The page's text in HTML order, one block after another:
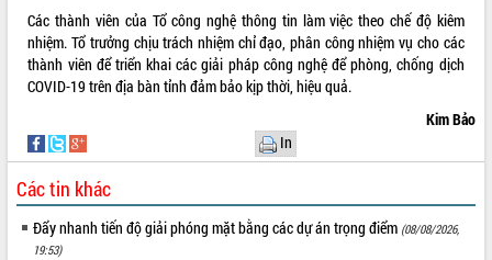
Không có file video nào để phát.
ALBUM ẢNH
Các thành viên của Tổ công nghệ thông tin làm việc theo chế độ kiêm
nhiệm. Tổ trưởng chịu trách nhiệm chỉ đạo, phân công nhiệm vụ cho các
thành viên để triển khai các giải pháp công nghệ để phòng, chống dịch
COVID-19 trên địa bàn tỉnh đảm bảo kịp thời, hiệu quả.
Kim Bảo
In
Các tin khác
Đẩy nhanh tiến độ giải phóng mặt bằng các dự án trọng điểm (08/08/2026,
19:53)